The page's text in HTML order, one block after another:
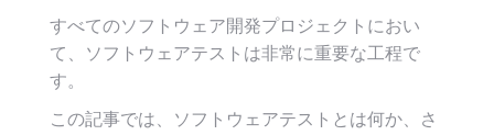
すべてのソフトウェア開発プロジェクトにおい
て、ソフトウェアテストは非常に重要な工程で
す。
この記事では、ソフトウェアテストとは何か、さ